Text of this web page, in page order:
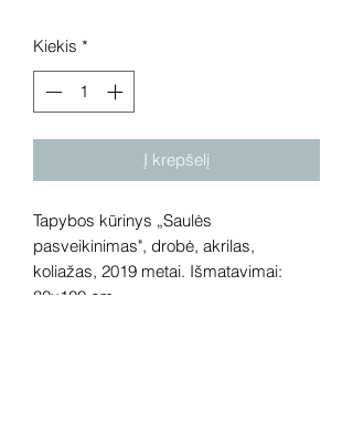
Kiekis *
Į krepšelį
Tapybos kūrinys „Saulės
pasveikinimas", drobė, akrilas,
koliažas, 2019 metai. Išmatavimai:
80x100 cm.